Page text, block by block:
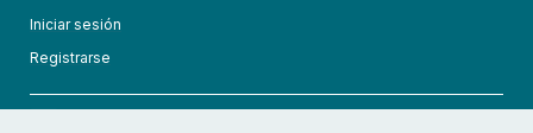
Iniciar sesión
Registrarse